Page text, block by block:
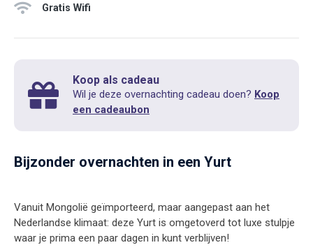
Gratis Wifi
Koop als cadeau
Wil je deze overnachting cadeau doen? Koop
een cadeaubon
Bijzonder overnachten in een Yurt
Vanuit Mongolië geïmporteerd, maar aangepast aan het
Nederlandse klimaat: deze Yurt is omgetoverd tot luxe stulpje